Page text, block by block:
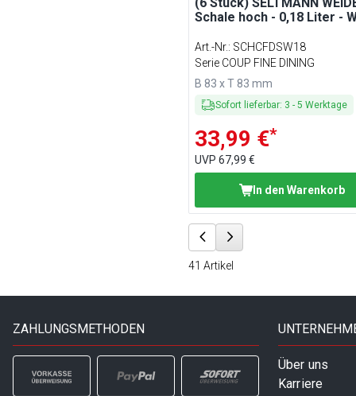
Schale hoch - 0,18 Liter -
Art.-Nr.: SCHCFDSW18
Serie COUP FINE DINING
B 83 x T 83 mm
Sofort lieferbar: 3 - 5 Werktage
33,99 €*
UVP 67,99 €
In den Warenkorb
41 Artikel
ZAHLUNGSMETHODEN
Über uns
Karriere